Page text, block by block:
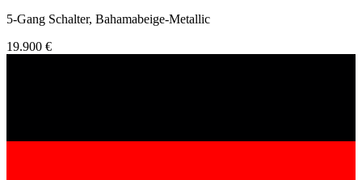
5-Gang Schalter, Bahamabeige-Metallic
19.900 €